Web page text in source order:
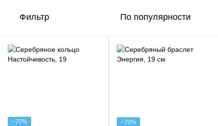
Фильтр По популярности
−70%
−70%